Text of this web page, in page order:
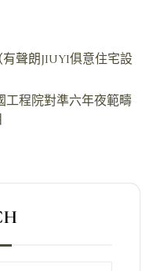
聲朗JIUYI俱意住宅設
工程院對準六年夜範疇